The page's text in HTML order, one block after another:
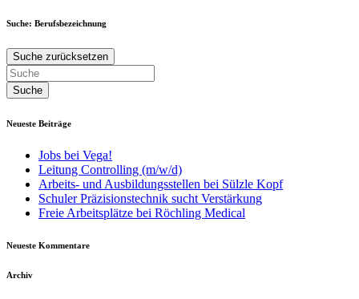
Suche: Berufsbezeichnung
Suche zurücksetzen
Neueste Beiträge
Jobs bei Vega!
Leitung Controlling (m/w/d)
Arbeits- und Ausbildungsstellen bei Sülzle Kopf
Schuler Präzisionstechnik sucht Verstärkung
Freie Arbeitsplätze bei Röchling Medical
Neueste Kommentare
Archiv